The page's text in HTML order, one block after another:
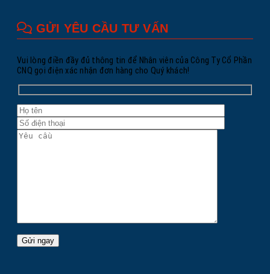
GỬI YÊU CẦU TƯ VẤN
Vui lòng điền đầy đủ thông tin để Nhân viên của Công Ty Cổ Phần
CNQ gọi điện xác nhận đơn hàng cho Quý khách!